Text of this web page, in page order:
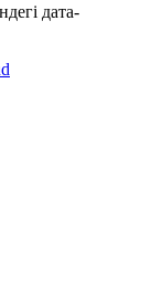
дата-